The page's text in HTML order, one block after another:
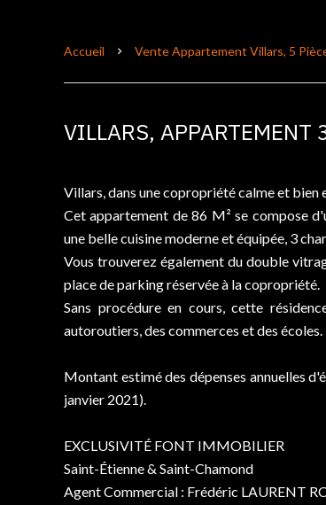
Accueil Vente Appartement Villars, 5
VILLARS, APPARTEMENT
Villars, dans une copropriété calme et bien
Cet appartement de 86 M² se compose
une belle cuisine moderne et équipée, 3
Vous trouverez également du double
place de parking réservée à la copropriété.
Sans procédure en cours, cette
autoroutiers, des commerces et des écoles.
Montant estimé des dépenses annuelles
janvier 2021).
EXCLUSIVITÉ FONT IMMOBILIER
Saint-Étienne & Saint-Chamond
Agent Commercial : Frédéric LAURENT